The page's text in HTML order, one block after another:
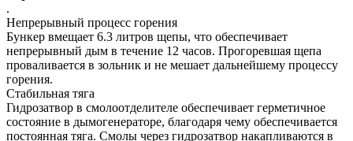
.
Непрерывный процесс горения
Бункер вмещает 6.3 литров щепы, что обеспечивает
непрерывный дым в течение 12 часов. Прогоревшая щепа
проваливается в зольник и не мешает дальнейшему процессу
горения.
Стабильная тяга
Гидрозатвор в смолоотделителе обеспечивает герметичное
состояние в дымогенераторе, благодаря чему обеспечивается
постоянная тяга. Смолы через гидрозатвор накапливаются в